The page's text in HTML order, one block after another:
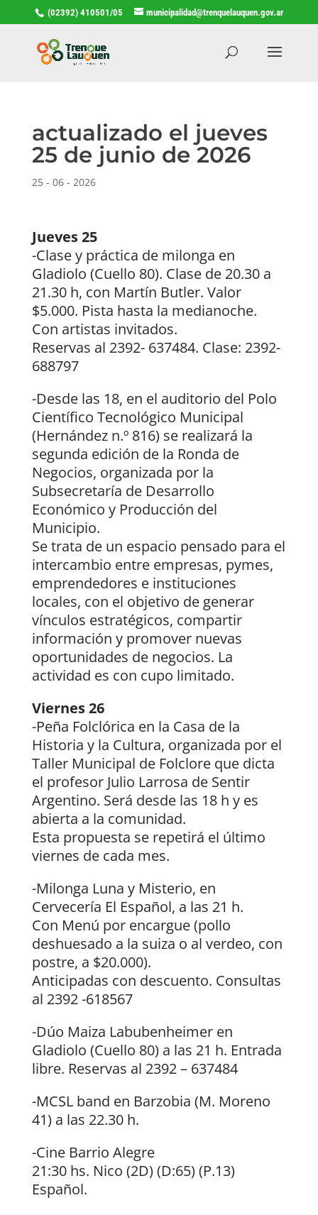
(02392) 410501/05 municipalidad@trenquelauquen.gov.ar
actualizado el jueves
25 de junio de 2026
25 - 06 - 2026
Jueves 25
-Clase y práctica de milonga en
Gladiolo (Cuello 80). Clase de 20.30 a
21.30 h, con Martín Butler. Valor
$5.000. Pista hasta la medianoche.
Con artistas invitados.
Reservas al 2392- 637484. Clase: 2392-
688797
-Desde las 18, en el auditorio del Polo
Científico Tecnológico Municipal
(Hernández n.º 816) se realizará la
segunda edición de la Ronda de
Negocios, organizada por la
Subsecretaría de Desarrollo
Económico y Producción del
Municipio.
Se trata de un espacio pensado para el
intercambio entre empresas, pymes,
emprendedores e instituciones
locales, con el objetivo de generar
vínculos estratégicos, compartir
información y promover nuevas
oportunidades de negocios. La
actividad es con cupo limitado.
Viernes 26
-Peña Folclórica en la Casa de la
Historia y la Cultura, organizada por el
Taller Municipal de Folclore que dicta
el profesor Julio Larrosa de Sentir
Argentino. Será desde las 18 h y es
abierta a la comunidad.
Esta propuesta se repetirá el último
viernes de cada mes.
-Milonga Luna y Misterio, en
Cervecería El Español, a las 21 h.
Con Menú por encargue (pollo
deshuesado a la suiza o al verdeo, con
postre, a $20.000).
Anticipadas con descuento. Consultas
al 2392 -618567
-Dúo Maiza Labubenheimer en
Gladiolo (Cuello 80) a las 21 h. Entrada
libre. Reservas al 2392 – 637484
-MCSL band en Barzobia (M. Moreno
41) a las 22.30 h.
-Cine Barrio Alegre
21:30 hs. Nico (2D) (D:65) (P.13)
Español.